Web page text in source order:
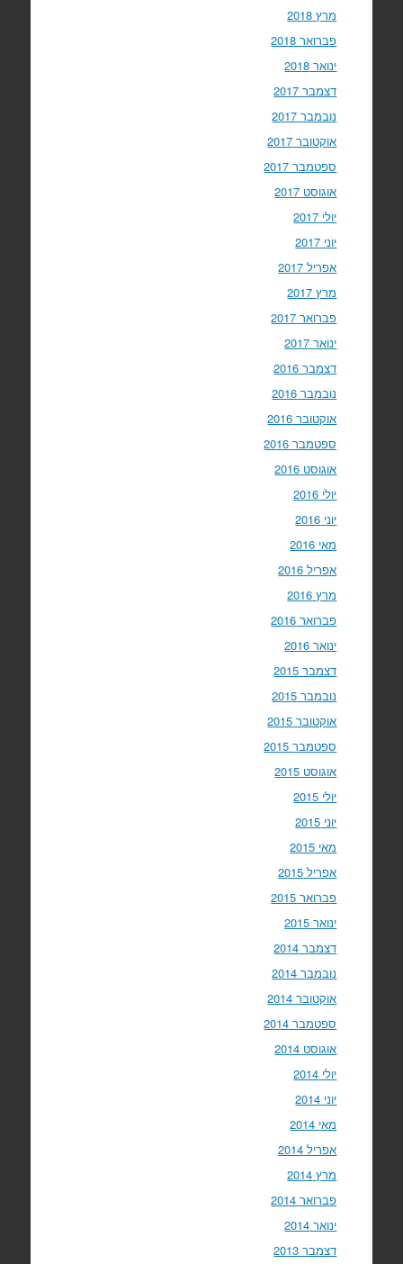
מרץ 2018
פברואר 2018
ינואר 2018
דצמבר 2017
נובמבר 2017
אוקטובר 2017
ספטמבר 2017
אוגוסט 2017
יולי 2017
יוני 2017
אפריל 2017
מרץ 2017
פברואר 2017
ינואר 2017
דצמבר 2016
נובמבר 2016
אוקטובר 2016
ספטמבר 2016
אוגוסט 2016
יולי 2016
יוני 2016
מאי 2016
אפריל 2016
מרץ 2016
פברואר 2016
ינואר 2016
דצמבר 2015
נובמבר 2015
אוקטובר 2015
ספטמבר 2015
אוגוסט 2015
יולי 2015
יוני 2015
מאי 2015
אפריל 2015
פברואר 2015
ינואר 2015
דצמבר 2014
נובמבר 2014
אוקטובר 2014
ספטמבר 2014
אוגוסט 2014
יולי 2014
יוני 2014
מאי 2014
אפריל 2014
מרץ 2014
פברואר 2014
ינואר 2014
דצמבר 2013